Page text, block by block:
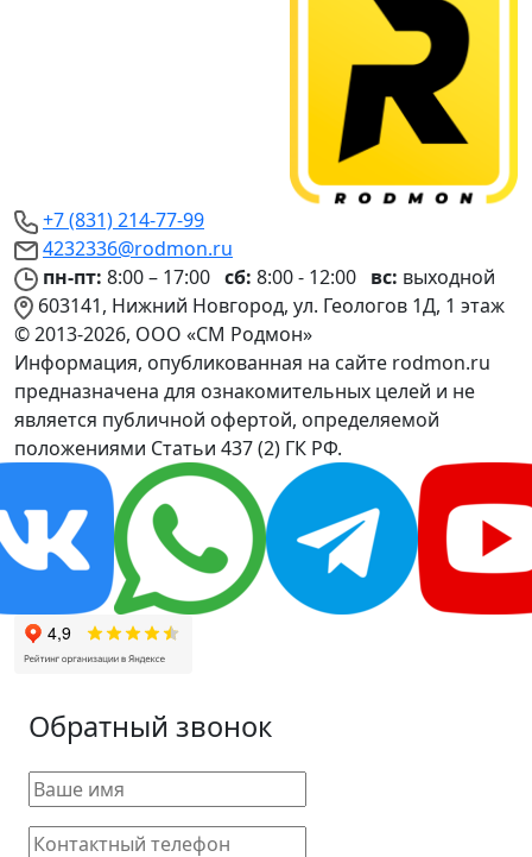
+7 (831) 214-77-99
4232336@rodmon.ru
пн-пт: 8:00 – 17:00 сб: 8:00 - 12:00 вс: выходной
603141, Нижний Новгород, ул. Геологов 1Д, 1 этаж
© 2013-2026, ООО «СМ Родмон»
Информация, опубликованная на сайте rodmon.ru
предназначена для ознакомительных целей и не
является публичной офертой, определяемой
положениями Статьи 437 (2) ГК РФ.
Обратный звонок